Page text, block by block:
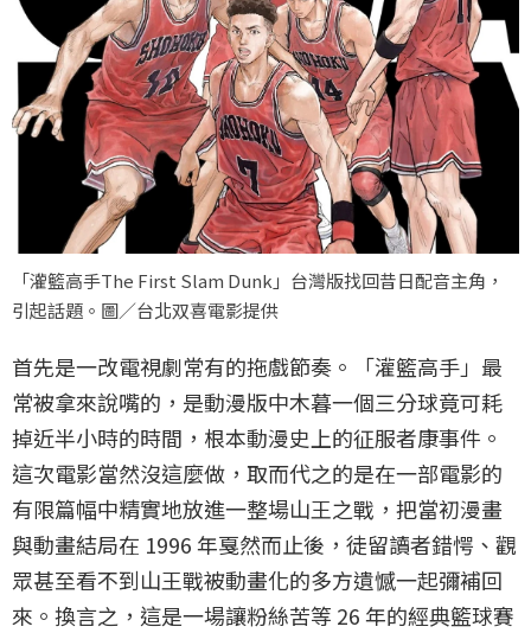
「灌籃高手The First Slam Dunk」台灣版找回昔日配音主角，
引起話題。圖／台北双喜電影提供
首先是一改電視劇常有的拖戲節奏。「灌籃高手」最
常被拿來說嘴的，是動漫版中木暮一個三分球竟可耗
掉近半小時的時間，根本動漫史上的征服者康事件。
這次電影當然沒這麼做，取而代之的是在一部電影的
有限篇幅中精實地放進一整場山王之戰，把當初漫畫
與動畫結局在 1996 年戛然而止後，徒留讀者錯愕、觀
眾甚至看不到山王戰被動畫化的多方遺憾一起彌補回
來。換言之，這是一場讓粉絲苦等 26 年的經典籃球賽